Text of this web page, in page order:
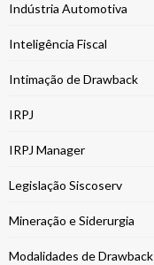
Indústria Automotiva
Inteligência Fiscal
Intimação de Drawback
IRPJ
IRPJ Manager
Legislação Siscoserv
Mineração e Siderurgia
Modalidades de Drawback